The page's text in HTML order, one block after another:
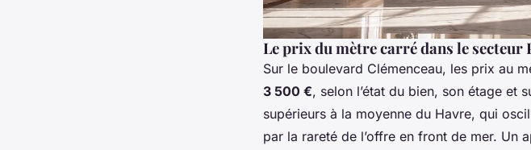
Le prix du mètre carré dans le secteur
Sur le boulevard Clémenceau, les prix au
3 500 €, selon l’état du bien, son étage et
supérieurs à la moyenne du Havre, qui
par la rareté de l’offre en front de mer. Un